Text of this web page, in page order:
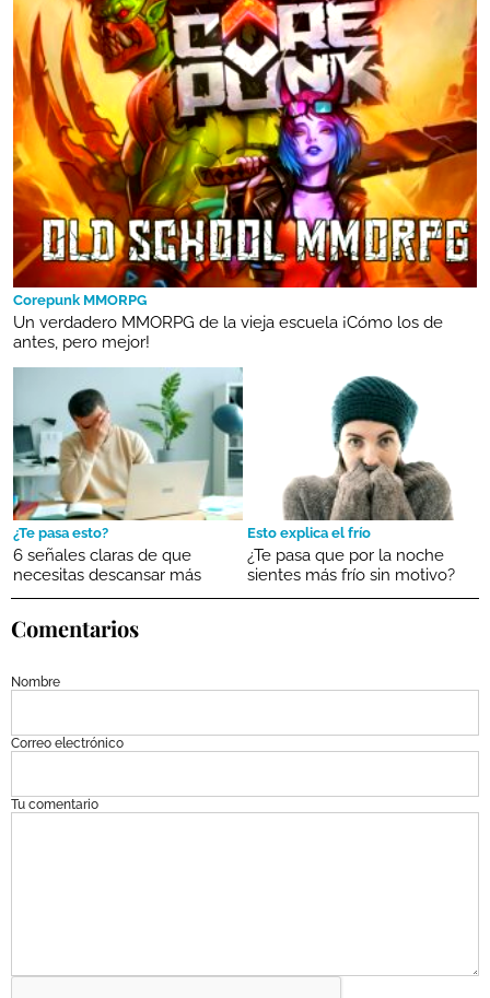
Corepunk MMORPG
Un verdadero MMORPG de la vieja escuela ¡Cómo los de
antes, pero mejor!
¿Te pasa esto?
6 señales claras de que
necesitas descansar más
Esto explica el frío
¿Te pasa que por la noche
sientes más frío sin motivo?
Comentarios
Nombre
Correo electrónico
Tu comentario